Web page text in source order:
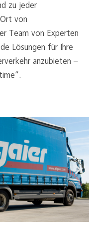
zu jeder
von
Team von Experten
Lösungen für Ihre
anzubieten –